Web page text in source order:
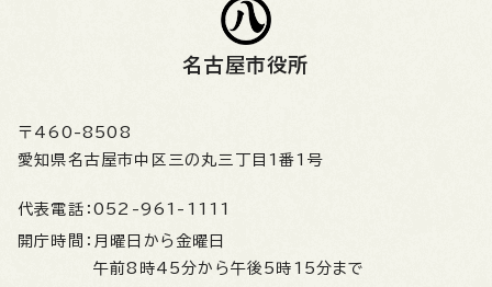
名古屋市役所
〒460-8508
愛知県名古屋市中区三の丸三丁目1番1号
代表電話： 052-961-1111
開庁時間： 月曜日から金曜日
午前8時45分から午後5時15分まで